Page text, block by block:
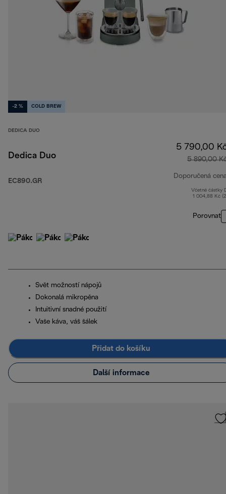
-2 % COLD BREW
DEDICA DUO
Dedica Duo
EC890.GR
5 790,00
5 890,00
Doporučená
Včetně částky
1 004,88 Kč
Porovnat
Svět možností nápojů
Dokonalá mikropěna
Intuitivní snadné použití
Vaše káva, váš šálek
Přidat do košíku
Další informace